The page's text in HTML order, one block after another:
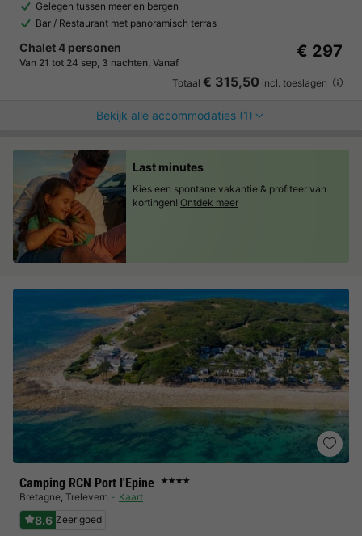
Gelegen tussen meer en bergen
Bar / Restaurant met panoramisch terras
Chalet 4 personen
Van 21 tot 24 sep, 3 nachten, Vanaf
€ 297
Totaal € 315,50 incl. toeslagen
Bekijk alle accommodaties (1)
Camping RCN Port l'Epine ★★★★
Bretagne, Trelevern Kaart
8.6 Zeer goed
Last minutes
Kies een spontane vakantie & profiteer van
kortingen! Ontdek meer